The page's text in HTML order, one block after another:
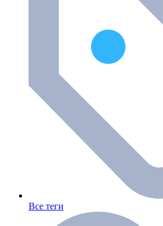
Все теги